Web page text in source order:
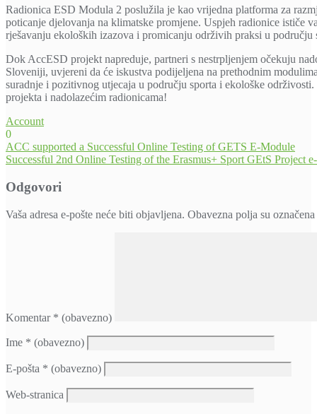
Radionica ESD Modula 2 poslužila je kao vrijedna platforma za
poticanje djelovanja na klimatske promjene. Uspjeh radionice ističe
rješavanju ekoloških izazova i promicanju održivih praksi u području
Dok AccESD projekt napreduje, partneri s nestrpljenjem očekuju
Sloveniji, uvjereni da će iskustva podijeljena na prethodnim
suradnje i pozitivnog utjecaja u području sporta i ekološke
projekta i nadolazećim radionicama!
Account
0
Navigacija
objava
ACC supported a Successful Online Testing of GETS E-Module
Successful 2nd Online Testing of the Erasmus+ Sport GEtS Project
Odgovori
Vaša adresa e-pošte neće biti objavljena. Obavezna polja su
Komentar * (obavezno)
Ime * (obavezno)
E-pošta * (obavezno)
Web-stranica